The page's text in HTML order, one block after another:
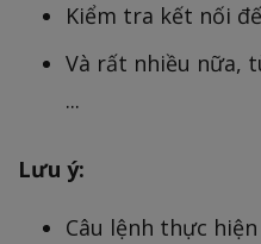
Kiểm tra kết nối
Và rất nhiều nữa,
...
Lưu ý:
Câu lệnh thực